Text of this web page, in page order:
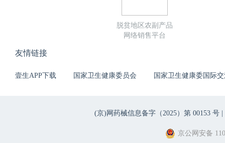
脱贫地区农副产品
网络销售平台
友情链接
壹生APP下载 国家卫生健康委员会 国家卫生健康委国际
(京)网药械信息备字（2025）第 00153 号 |
京公网安备